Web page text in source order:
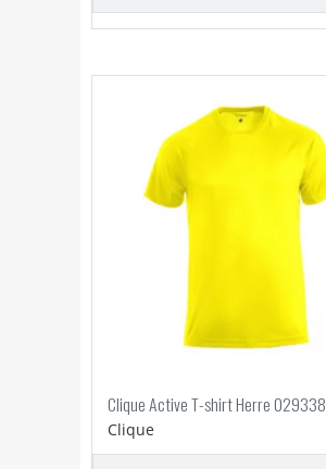
Clique Active T-shirt Herre 029338
Clique